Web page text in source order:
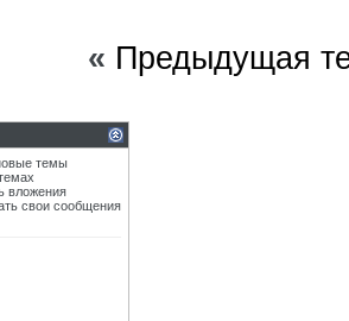
« Предыдущая
темы
вложения
свои сообщения